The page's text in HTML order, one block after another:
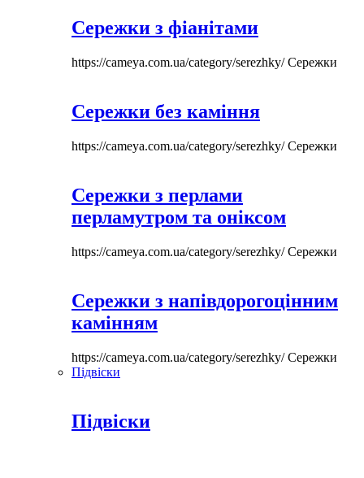
Сережки з фіанітами
https://cameya.com.ua/category/serezhky/Сережки
Сережки без каміння
https://cameya.com.ua/category/serezhky/Сережки
Сережки з перлами
перламутром та оніксом
https://cameya.com.ua/category/serezhky/Сережки
Сережки з напівдорогоцінним
камінням
https://cameya.com.ua/category/serezhky/Сережки
Підвіски
Підвіски